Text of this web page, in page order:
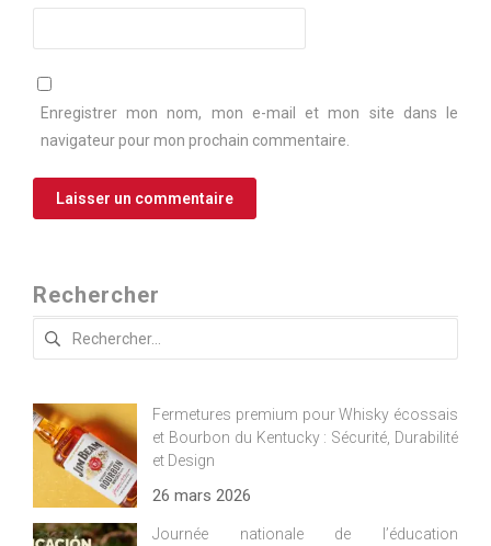
Enregistrer mon nom, mon e-mail et mon site dans le
navigateur pour mon prochain commentaire.
Rechercher
Rechercher :
Fermetures premium pour Whisky écossais
et Bourbon du Kentucky : Sécurité, Durabilité
et Design
26 mars 2026
Journée nationale de l’éducation